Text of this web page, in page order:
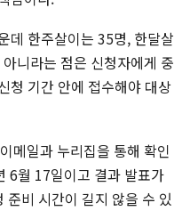
데 한주살이는 35명, 한달살
니라는 점은 신청자에게 중
청 기간 안에 접수해야 대상
메일과 누리집을 통해 확인
6월 17일이고 결과 발표가
준비 시간이 길지 않을 수 있